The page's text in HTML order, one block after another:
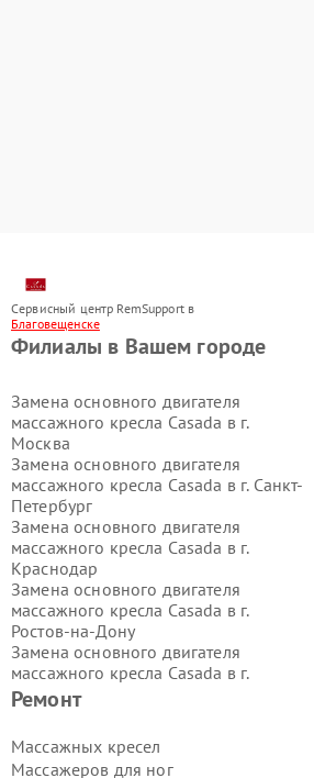
Сервисный центр RemSupport в
Благовещенске
Ремонт
Массажных кресел
Массажеров для ног
Филиалы в Вашем городе
Замена основного двигателя
массажного кресла Casada в г.
Москва
Замена основного двигателя
массажного кресла Casada в г. Санкт-
Петербург
Замена основного двигателя
массажного кресла Casada в г.
Краснодар
Замена основного двигателя
массажного кресла Casada в г.
Ростов-на-Дону
Замена основного двигателя
массажного кресла Casada в г.
Нижний Новгород
массажного кресла Casada в г.
Новосибирск